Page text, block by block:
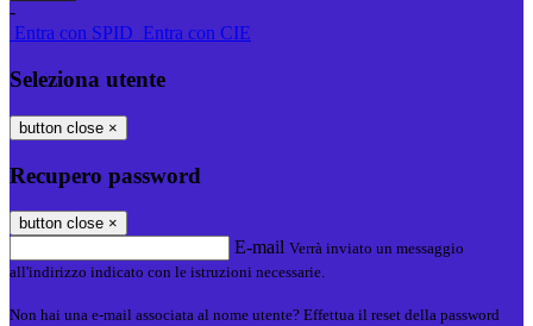
-
Entra con SPID Entra con CIE
Seleziona utente
button close ×
Recupero password
button close ×
E-mail Verrà inviato un messaggio
all'indirizzo indicato con le istruzioni necessarie.
Non hai una e-mail associata al nome utente? Effettua il reset della password